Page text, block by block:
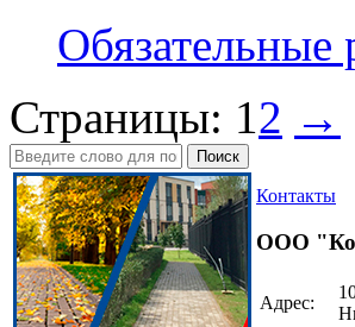
Страницы: 12 →
Поиск
Контакты
ООО
Адрес: